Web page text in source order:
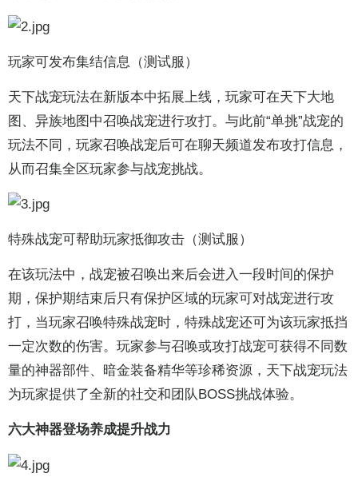
玩家可发布集结信息（测试服）
天下战宠玩法在新版本中拓展上线，玩家可在天下大地
图、异族地图中召唤战宠进行攻打。与此前“单挑”战宠的
玩法不同，玩家召唤战宠后可在聊天频道发布攻打信息，
从而召集全区玩家参与战宠挑战。
特殊战宠可帮助玩家抵御攻击（测试服）
在该玩法中，战宠被召唤出来后会进入一段时间的保护
期，保护期结束后只有保护区域的玩家可对战宠进行攻
打，当玩家召唤特殊战宠时，特殊战宠还可为该玩家抵挡
一定次数的伤害。玩家参与召唤或攻打战宠可获得不同数
量的神器部件、暗金装备精华等珍稀资源，天下战宠玩法
为玩家提供了全新的社交和团队BOSS挑战体验。
六大神器登场养成提升战力